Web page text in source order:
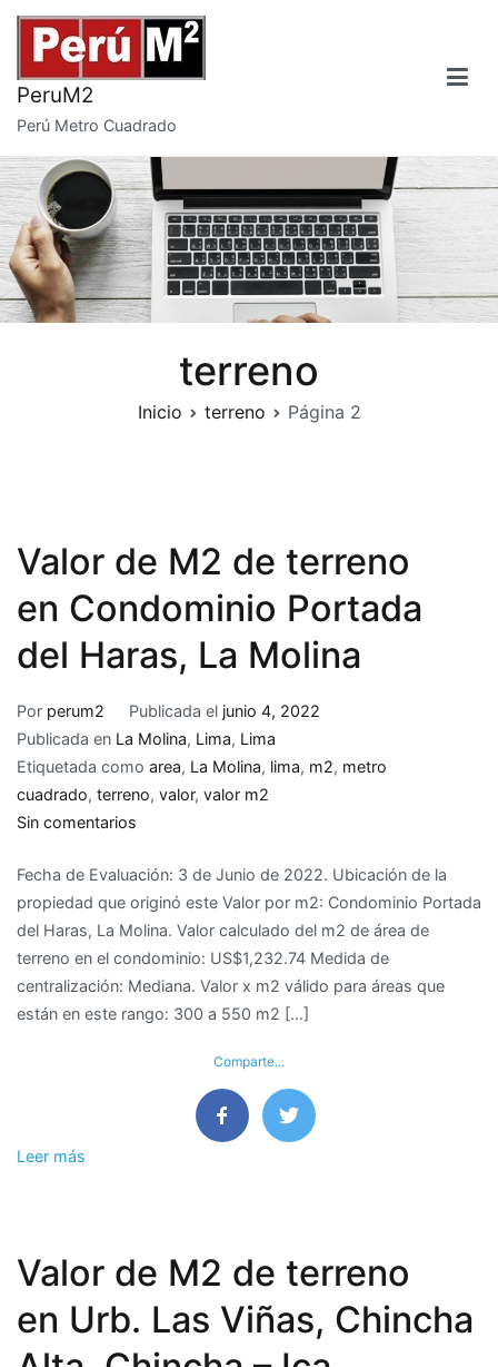
Saltar
contenido
PeruM2
Perú Metro Cuadrado
terreno
Inicio terreno Página 2
Valor de M2 de terreno
en Condominio Portada
del Haras, La Molina
Por perum2 Publicada el junio 4, 2022
Publicada en La Molina, Lima, Lima
Etiquetada como area, La Molina, lima, m2, metro
cuadrado, terreno, valor, valor m2
Sin comentarios
de
M2
de
terreno
en
Condominio
Fecha de Evaluación: 3 de Junio de 2022. Ubicación de la
propiedad que originó este Valor por m2: Condominio Portada
del Haras, La Molina. Valor calculado del m2 de área de
terreno en el condominio: US$1,232.74 Medida de
centralización: Mediana. Valor x m2 válido para áreas que
están en este rango: 300 a 550 m2 […]
Comparte...
Leer más
Valor de M2 de terreno
en Urb. Las Viñas, Chincha